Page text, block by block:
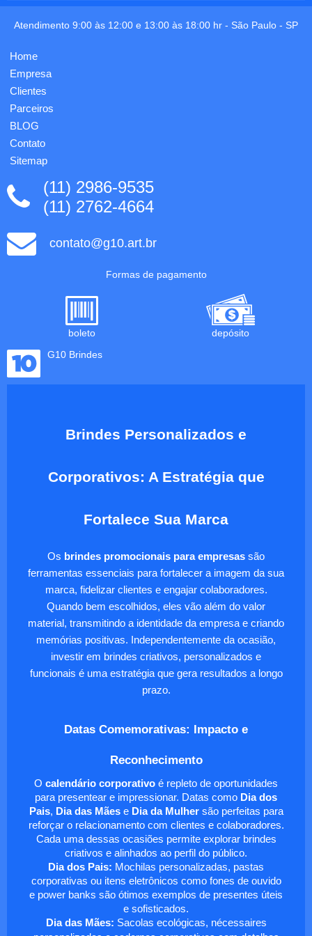
em silk
incluso.
27cm,
Atendimento 9:00 às 12:00 e 13:00 às 18:00 hr - São Paulo - SP
Home
Empresa
Clientes
Parceiros
BLOG
Contato
Sitemap
(11) 2986-9535
(11) 2762-4664
contato@g10.art.br
Formas de pagamento
boleto
depósito
G10 Brindes
Brindes Personalizados e
Corporativos: A Estratégia que
Fortalece Sua Marca
Os brindes promocionais para empresas são
ferramentas essenciais para fortalecer a imagem da sua
marca, fidelizar clientes e engajar colaboradores.
Quando bem escolhidos, eles vão além do valor
material, transmitindo a identidade da empresa e criando
memórias positivas. Independentemente da ocasião,
investir em brindes criativos, personalizados e
funcionais é uma estratégia que gera resultados a longo
prazo.
Datas Comemorativas: Impacto e
Reconhecimento
O calendário corporativo é repleto de oportunidades
para presentear e impressionar. Datas como Dia dos
Pais, Dia das Mãese Dia da Mulhersão perfeitas para
reforçar o relacionamento com clientes e colaboradores.
Cada uma dessas ocasiões permite explorar brindes
criativos e alinhados ao perfil do público.
Dia dos Pais: Mochilas personalizadas, pastas
corporativas ou itens eletrônicos como fones de ouvido
e power banks são ótimos exemplos de presentes úteis
e sofisticados.
Dia das Mães: Sacolas ecológicas, nécessaires